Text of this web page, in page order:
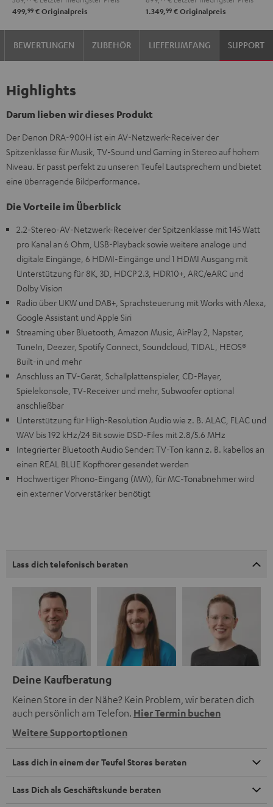
499,99 € Originalpreis 1.349,99 € Originalpreis
BEWERTUNGEN ZUBEHÖR LIEFERUMFANG SUPPORT
Highlights
Darum lieben wir dieses Produkt
Der Denon DRA-900H ist ein AV-Netzwerk-Receiver der
Spitzenklasse für Musik, TV-Sound und Gaming in Stereo auf hohem
Niveau. Er passt perfekt zu unseren Teufel Lautsprechern und bietet
eine überragende Bildperformance.
Die Vorteile im Überblick
2.2-Stereo-AV-Netzwerk-Receiver der Spitzenklasse mit 145 Watt
pro Kanal an 6 Ohm, USB-Playback sowie weitere analoge und
digitale Eingänge, 6 HDMI-Eingänge und 1 HDMI Ausgang mit
Unterstützung für 8K, 3D, HDCP 2.3, HDR10+, ARC/eARC und
Dolby Vision
Radio über UKW und DAB+, Sprachsteuerung mit Works with Alexa,
Google Assistant und Apple Siri
Streaming über Bluetooth, Amazon Music, AirPlay 2, Napster,
TuneIn, Deezer, Spotify Connect, Soundcloud, TIDAL, HEOS®
Built-in und mehr
Anschluss an TV-Gerät, Schallplattenspieler, CD-Player,
Spielekonsole, TV-Receiver und mehr, Subwoofer optional
anschließbar
Unterstützung für High-Resolution Audio wie z. B. ALAC, FLAC und
WAV bis 192 kHz/24 Bit sowie DSD-Files mit 2.8/5.6 MHz
Integrierter Bluetooth Audio Sender: TV-Ton kann z. B. kabellos an
einen REAL BLUE Kopfhörer gesendet werden
Hochwertiger Phono-Eingang (MM), für MC-Tonabnehmer wird
ein externer Vorverstärker benötigt
Lass dich telefonisch beraten
Deine Kaufberatung
Keinen Store in der Nähe? Kein Problem, wir beraten dich
auch persönlich am Telefon. Hier Termin buchen
Weitere Supportoptionen
Lass dich in einem der Teufel Stores beraten
Lass Dich als Geschäftskunde beraten